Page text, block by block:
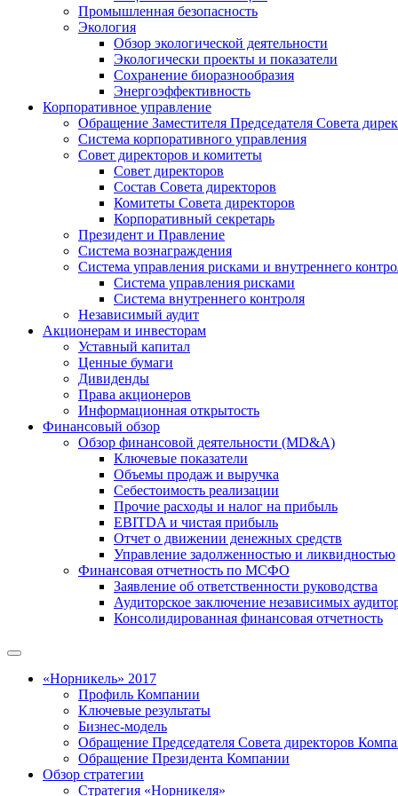
Промышленная безопасность
Экология
Обзор экологической деятельности
Экологически проекты и показатели
Сохранение биоразнообразия
Энергоэффективность
Корпоративное управление
Обращение Заместителя Председателя Совета
Система корпоративного управления
Совет директоров и комитеты
Совет директоров
Состав Совета директоров
Комитеты Совета директоров
Корпоративный секретарь
Президент и Правление
Система вознаграждения
Система управления рисками и внутреннего
Система управления рисками
Система внутреннего контроля
Независимый аудит
Акционерам и инвесторам
Уставный капитал
Ценные бумаги
Дивиденды
Права акционеров
Информационная открытость
Финансовый обзор
Обзор финансовой деятельности (MD&A)
Ключевые показатели
Объемы продаж и выручка
Себестоимость реализации
Прочие расходы и налог на прибыль
EBITDA и чистая прибыль
Отчет о движении денежных средств
Управление задолженностью и ликвидностью
Финансовая отчетность по МСФО
Заявление об ответственности руководства
Аудиторское заключение независимых
Консолидированная финансовая отчетность
«Норникель» 2017
Профиль Компании
Ключевые результаты
Бизнес-модель
Обращение Председателя Совета директоров
Обращение Президента Компании
Обзор стратегии
Стратегия «Норникеля»